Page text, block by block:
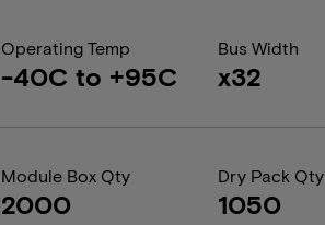
Operating Temp
-40C to +95C
Bus Width
x32
Module Box Qty
2000
Dry Pack Qty
1050